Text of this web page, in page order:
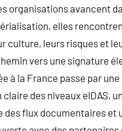
organisations avancent
elles
culture, leurs risques et
vers une signature
à la France passe par une
des niveaux eIDAS,
flux documentaires et